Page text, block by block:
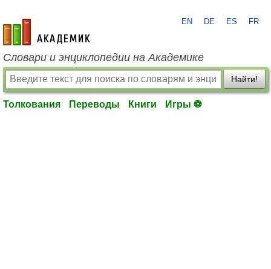
academic.ru
EN DE ES FR
Словари и энциклопедии на Академике
Найти!
Толкования Переводы Книги Игры ⚽